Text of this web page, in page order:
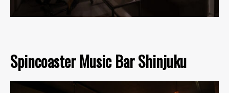
Spincoaster Music Bar Shinjuku